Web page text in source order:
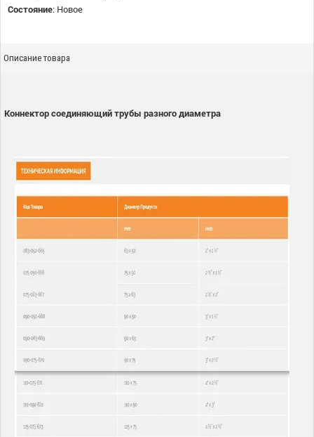
Состояние: Новое
Описание товара
Коннектор соединяющий трубы разного диаметра